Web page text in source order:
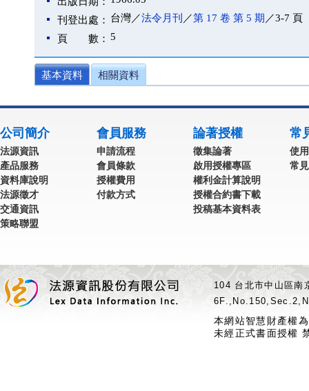
刊登出處： 台灣／法令月刊 ／第 17 卷 第 5 期 ／3-7 頁
頁 數： 5
基本資料 相關資料
公司簡介
法源資訊
產品服務
資料庫說明
法源徵才
交通資訊
策略聯盟
會員服務
申請流程
會員條款
授權費用
付款方式
論著授權
徵集論著
啟用授權專區
權利金計算說明
授權合約書下載
投稿基本資料表
常
使
常
104 台北市中山區
本網站智慧財產權
未經正式書面授權